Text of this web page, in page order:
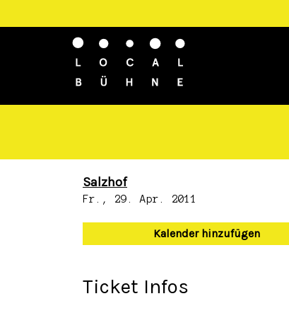
Salzhof
Fr., 29. Apr. 2011
Kalender hinzufügen
Ticket Infos